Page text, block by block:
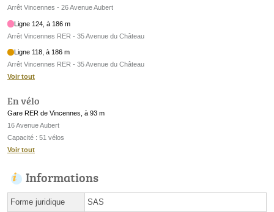
Arrêt Vincennes - 26 Avenue Aubert
Ligne 124, à 186 m
Arrêt Vincennes RER - 35 Avenue du Château
Ligne 118, à 186 m
Arrêt Vincennes RER - 35 Avenue du Château
Voir tout
En vélo
Gare RER de Vincennes, à 93 m
16 Avenue Aubert
Capacité : 51 vélos
Voir tout
Informations
Forme juridique SAS